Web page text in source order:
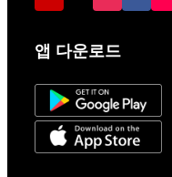
앱 다운로드